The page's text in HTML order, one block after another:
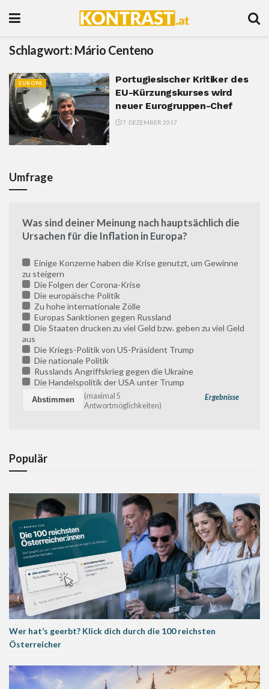
Schlagwort: Mário Centeno
EUROPA
Portugiesischer Kritiker des
EU-Kürzungskurses wird
neuer Eurogruppen-Chef
7. DEZEMBER 2017
Umfrage
Was sind deiner Meinung nach hauptsächlich die
Ursachen für die Inflation in Europa?
Einige Konzerne haben die Krise genutzt, um Gewinne
zu steigern
Die Folgen der Corona-Krise
Die europäische Politik
Zu hohe internationale Zölle
Europas Sanktionen gegen Russland
Die Staaten drucken zu viel Geld bzw. geben zu viel Geld
aus
Die Kriegs-Politik von US-Präsident Trump
Die nationale Politik
Russlands Angriffskrieg gegen die Ukraine
Die Handelspolitik der USA unter Trump
Ergebnisse
(maximal 5
Antwortmöglichkeiten)
Populär
Wer hat’s geerbt? Klick dich durch die 100 reichsten
Österreicher